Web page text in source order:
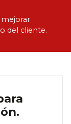
del cliente.